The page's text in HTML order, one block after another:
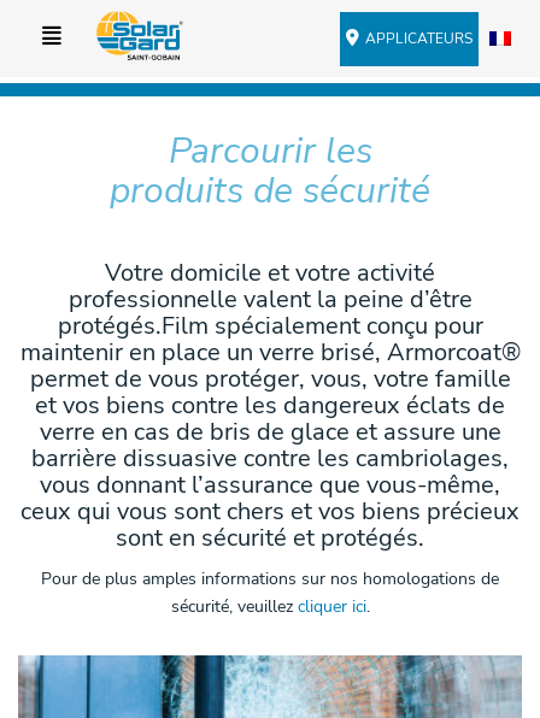
APPLICATEURS
Parcourir les
produits de sécurité
Votre domicile et votre activité
professionnelle valent la peine d’être
protégés.Film spécialement conçu pour
maintenir en place un verre brisé, Armorcoat®
permet de vous protéger, vous, votre famille
et vos biens contre les dangereux éclats de
verre en cas de bris de glace et assure une
barrière dissuasive contre les cambriolages,
vous donnant l’assurance que vous-même,
ceux qui vous sont chers et vos biens précieux
sont en sécurité et protégés.
Pour de plus amples informations sur nos homologations de
sécurité, veuillez cliquer ici.